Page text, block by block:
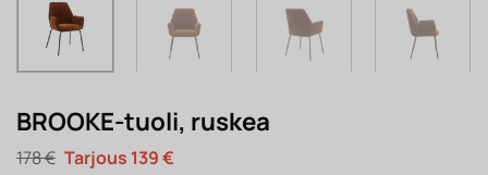
BROOKE-tuoli, ruskea
178€ Alkuperäinen
139€Nykyinen